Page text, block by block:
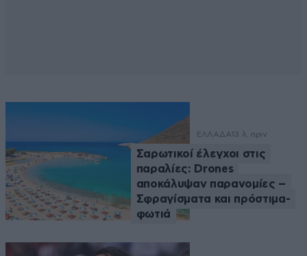
ΕΛΛΑΔΑ 13 λ. πριν
Σαρωτικοί έλεγχοι στις
παραλίες: Drones
αποκάλυψαν παρανομίες –
Σφραγίσματα και πρόστιμα-
φωτιά